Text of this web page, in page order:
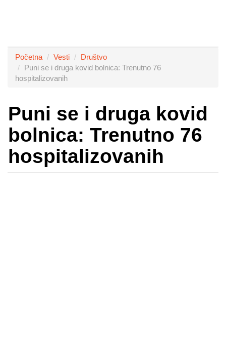
Početna Vesti
Društvo
Puni se i druga kovid bolnica: Trenutno 76
hospitalizovanih
Puni se i druga kovid
bolnica: Trenutno 76
hospitalizovanih